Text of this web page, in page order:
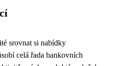
srovnat si nabídky
celá řada bankovních